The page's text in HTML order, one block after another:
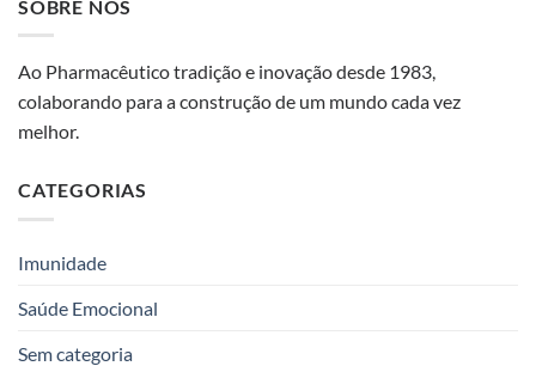
SOBRE NÓS
Ao Pharmacêutico tradição e inovação desde 1983,
colaborando para a construção de um mundo cada vez
melhor.
CATEGORIAS
Imunidade
Saúde Emocional
Sem categoria